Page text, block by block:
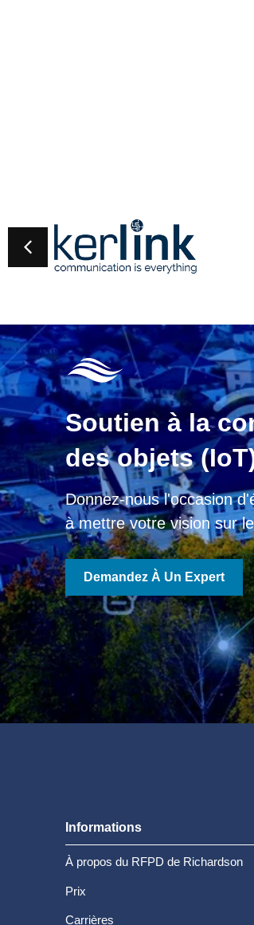
Soutien à la
des objets
Donnez-nous l'occasion
à mettre votre vision sur
Demandez À Un Expert
Informations
À propos du RFPD de Richardson
Prix
Carrières